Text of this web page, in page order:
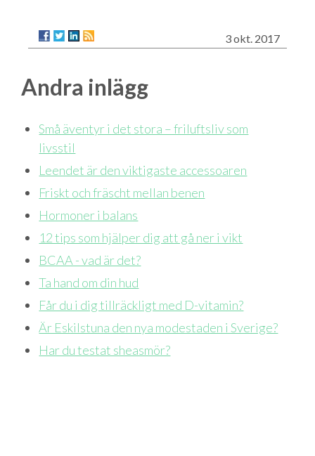
3 okt. 2017
Andra inlägg
Små äventyr i det stora – friluftsliv som
livsstil
Leendet är den viktigaste accessoaren
Friskt och fräscht mellan benen
Hormoner i balans
12 tips som hjälper dig att gå ner i vikt
BCAA - vad är det?
Ta hand om din hud
Får du i dig tillräckligt med D-vitamin?
Är Eskilstuna den nya modestaden i Sverige?
Har du testat sheasmör?